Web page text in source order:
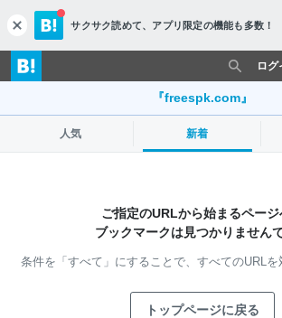
c
l
o
s
サクサク読めて、 アプリ限定の機能も多数！
ログ
『freespk.com』
人気 新着
ご指定のURLから始まるページ
ブックマークは見つかりません
条件を「すべて」にすることで、 すべてのURL
トップページに戻る